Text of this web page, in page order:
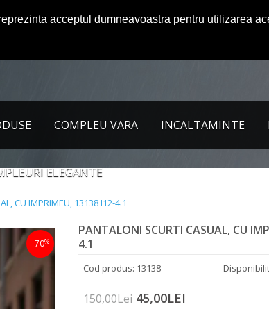
acceptul dumneavoastra pentru utilizarea
COMPLEU VARA INCALTAMINTE
ELEGANTE
CU IMPRIMEU, 13138 I12-4.1
-70%
PANTALONI SCURTI CASUAL, CU
4.1
Cod produs: 13138
150,00Lei 45,00LEI